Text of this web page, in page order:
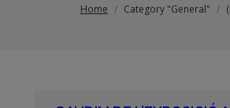
You are here:
Home Category "General"